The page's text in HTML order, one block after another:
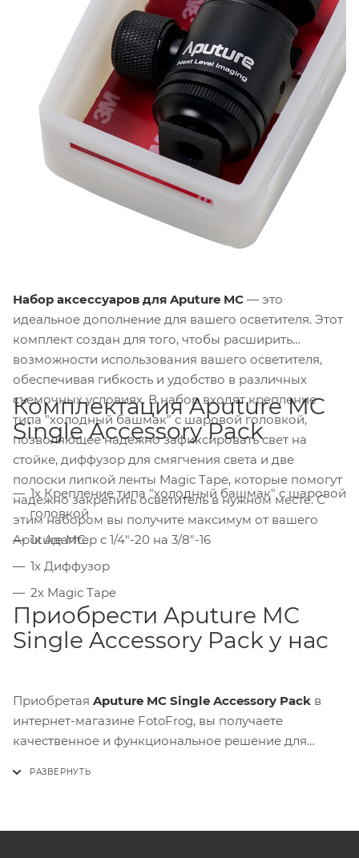
Набор аксессуаров для Aputure MC — это
идеальное дополнение для вашего осветителя. Этот
комплект создан для того, чтобы расширить
возможности использования вашего осветителя,
обеспечивая гибкость и удобство в различных
съемочных условиях. В набор входят крепление
типа "холодный башмак" с шаровой головкой,
позволяющее надежно зафиксировать свет на
стойке, диффузор для смягчения света и две
полоски липкой ленты Magic Tape, которые помогут
надежно закрепить осветитель в нужном месте. С
этим набором вы получите максимум от вашего
Aputure MC.
Комплектация Aputure MC
Single Accessory Pack
1х Крепление типа "холодный башмак" с шаровой
головкой
1х Адаптер с 1/4"-20 на 3/8"-16
1х Диффузор
2х Magic Tape
Приобрести Aputure MC
Single Accessory Pack у нас
Приобретая Aputure MC Single Accessory Pack в
интернет-магазине FotoFrog, вы получаете
качественное и функциональное решение для